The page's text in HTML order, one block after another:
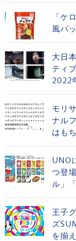
「ケ
風パ
大日
ティ
2022
モリ
ナル
はも
UNO
つ登
ル」
王子
ズ
を揃